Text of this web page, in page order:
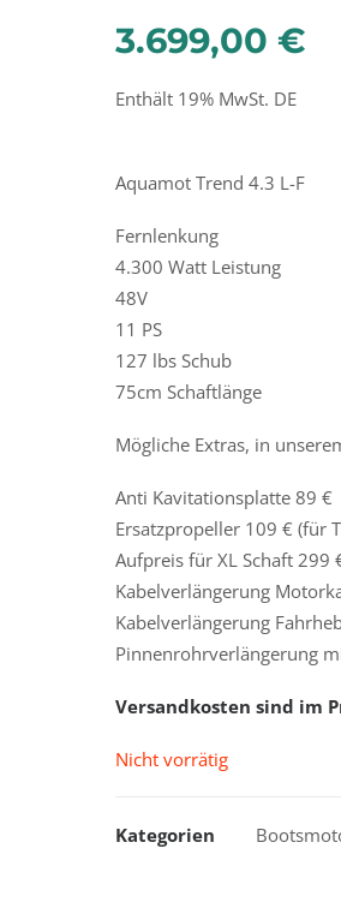
3.699,00 €
Enthält 19% MwSt. DE
Aquamot Trend 4.3 L-F
Fernlenkung
4.300 Watt Leistung
48V
11 PS
127 lbs Schub
75cm Schaftlänge
Mögliche Extras, in
Anti Kavitationsplatte 89 €
Ersatzpropeller 109 € (für
Aufpreis für XL Schaft 299
Kabelverlängerung
Kabelverlängerung
Pinnenrohrverlängerung
Versandkosten sind im
Nicht vorrätig
Kategorien